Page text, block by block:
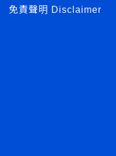
免責聲明 Disclaimer